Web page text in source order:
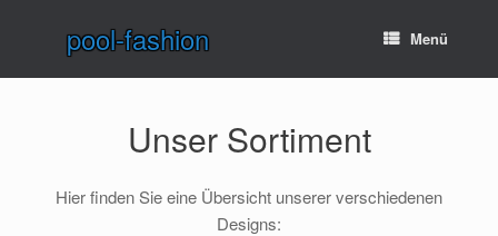
pool-fashion Menü
Unser Sortiment
Hier finden Sie eine Übersicht unserer verschiedenen
Designs: